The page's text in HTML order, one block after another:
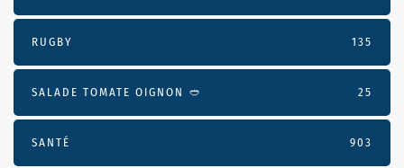
RUGBY 135
SALADE TOMATE OIGNON 🥙 25
SANTÉ 903